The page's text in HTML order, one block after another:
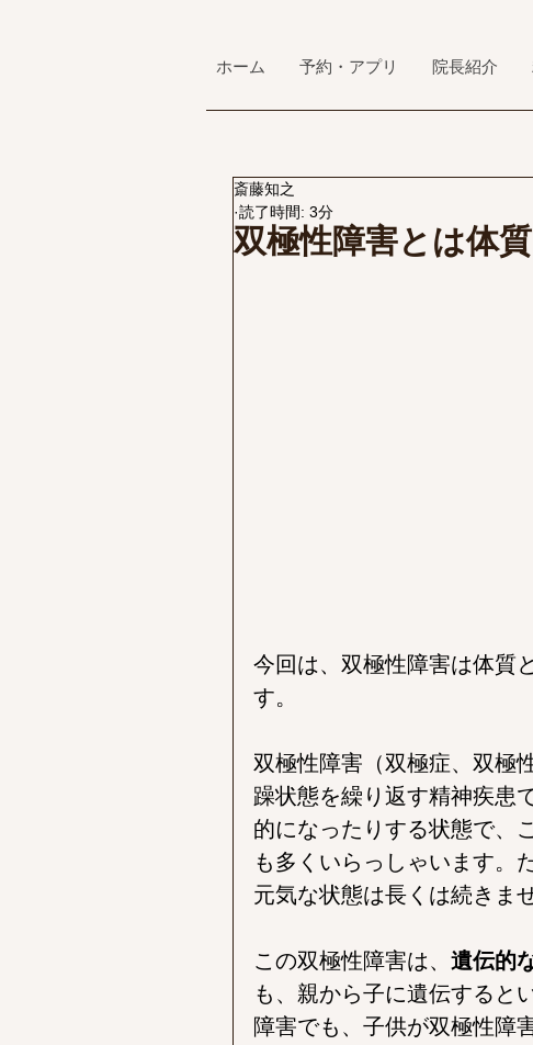
ホーム 予約・アプリ 院長紹介
双極性障害とは体質
斎藤知之
読了時間: 3分
今回は、双極性障害は体質
す。
双極性障害（双極症、双極
躁状態を繰り返す精神疾患
的になったりする状態で、
も多くいらっしゃいます。
元気な状態は長くは続きませ
この双極性障害は、 遺伝的
も、親から子に遺伝すると
障害でも、子供が双極性障